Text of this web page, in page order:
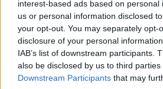
interest-based ads based on personal
us or personal information disclosed
your opt-out. You may separately opt-
disclosure of your personal
IAB’s list of downstream participants.
also be disclosed by us to third parties
Downstream Participants that may